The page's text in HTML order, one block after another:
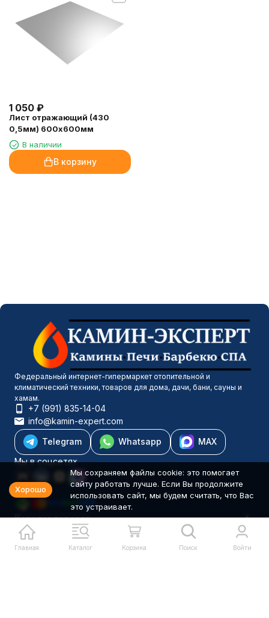
1 050 ₽
Лист отражающий (430
0,5мм) 600х600мм
В наличии
В корзину
Главная Каталог Корзина Поиск Войти
Федеральный интернет-гипермаркет отопительной и
климатический техники, товаров для дома, дачи, бани, сауны и
хамам.
+7 (991) 835-14-04
info@kamin-expert.com
Telegram
Whatsapp
MAX
Мы в соцсетях
Каталог товаров
Компания
Информация
Хорошо
Мы сохраняем файлы cookie: это помогает
сайту работать лучше. Если Вы продолжите
использовать сайт, мы будем считать, что Вас
это устраивает.